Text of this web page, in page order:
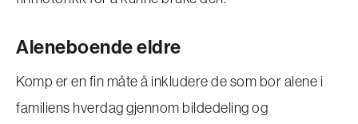
Aleneboende eldre
Komp er en fin måte å inkludere de som bor alene i
familiens hverdag gjennom bildedeling og